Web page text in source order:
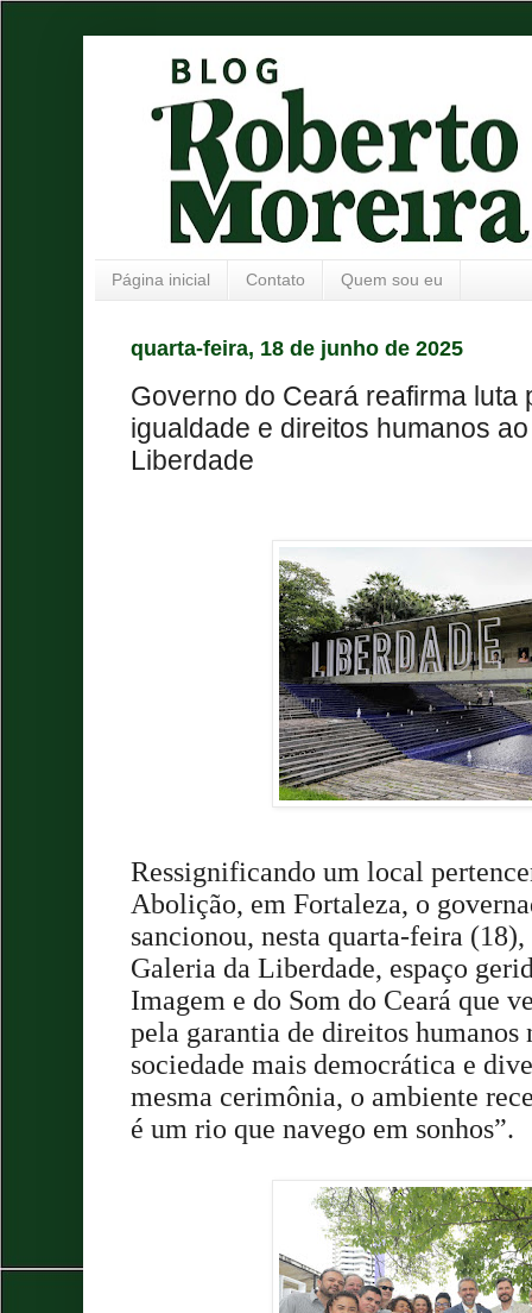
Página inicial Contato Quem sou eu
quarta-feira, 18 de junho de 2025
Governo do Ceará reafirma luta
igualdade e direitos humanos
Liberdade
Ressignificando um local
Abolição, em Fortaleza, o
sancionou, nesta quarta-feira
Galeria da Liberdade, espaço
Imagem e do Som do Ceará que
pela garantia de direitos humanos
sociedade mais democrática e
mesma cerimônia, o ambiente
é um rio que navego em sonhos”.